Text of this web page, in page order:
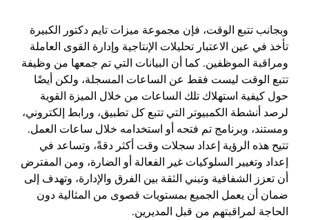
وبجانب تتبع الوقت، فإن مجموعة ميزات تايم دكتور الكبيرة
تأخذ في عين الاعتبار تحليلات الإنتاجية وإدارة القوى العاملة
ومراقبة الموظفين. كما أن البيانات التي تم جمعها من وظيفة
تتبع الوقت ليست فقط عن الساعات المسجلة، ولكن أيضًا
حول كيفية استهلاك تلك الساعات من خلال الميزة القوية
لرصد أنشطة الكمبيوتر التي تتبع كل تطبيق، ورابط إلكتروني،
ومستند، وبرنامج تم فتحه أو استخدامه خلال ساعات العمل.
تتيح هذه الرؤية إعداد سجلات وقت أكثر دقةً، وتساعد في
إعداد وتغيير السلوكيات غير الفعالة أو الضارة، ومن المفترض
أن تعزز الشفافية وتبني الثقة بين الفرق والإدارة، وتهدف إلى
ضمان أن يعمل الجميع بمستويات قصوى من المثالية دون
الحاجة لمراقبتهم من قبل المديرين.